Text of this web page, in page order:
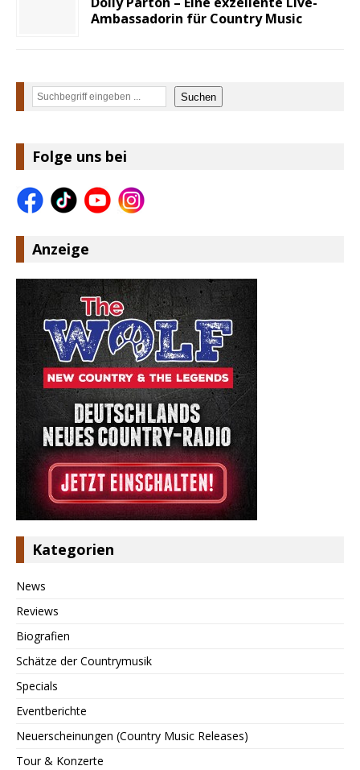
Ambassadorin für Country Music
Suchen Suchen
Folge uns bei
Anzeige
Kategorien
News
Reviews
Biografien
Schätze der Countrymusik
Specials
Eventberichte
Neuerscheinungen (Country Music Releases)
Tour & Konzerte